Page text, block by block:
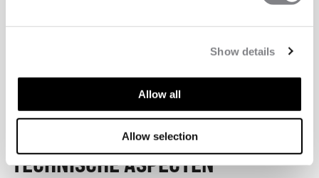
Show details
Allow all
Allow selection
TECHNISCHE ASPECTEN